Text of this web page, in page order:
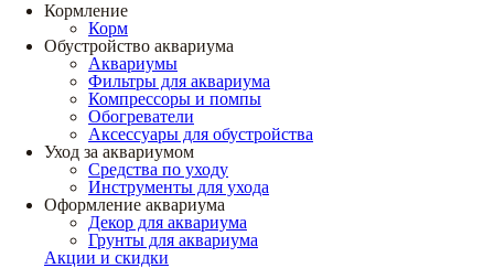
Кормление
Корм
Обустройство аквариума
Аквариумы
Фильтры для аквариума
Компрессоры и помпы
Обогреватели
Аксессуары для обустройства
Уход за аквариумом
Средства по уходу
Инструменты для ухода
Оформление аквариума
Декор для аквариума
Грунты для аквариума
Акции и скидки